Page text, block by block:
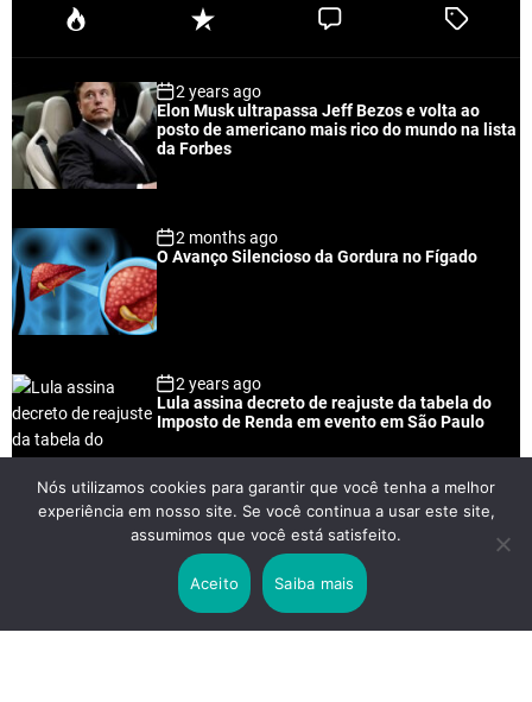
P
u
a
r
R
e
n
t
C
e
T
e
2 years ago
Elon Musk ultrapassa Jeff Bezos e volta ao
posto de americano mais rico do mundo na lista
da Forbes
2 months ago
O Avanço Silencioso da Gordura no Fígado
2 years ago
Lula assina decreto de reajuste da tabela do
Imposto de Renda em evento em São Paulo
2 years ago
Lei Rouanet e Petrobras financiam evento em
que Lula pediu votos para Boulos
Nós utilizamos cookies para garantir que você tenha a melhor
experiência em nosso site. Se você continua a usar este site,
assumimos que você está satisfeito.
Aceito Saiba mais